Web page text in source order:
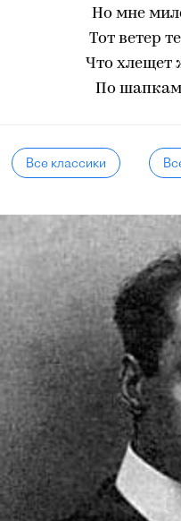
Но мне
Тот ветер
Что хлещет
По шапкам
Все классики